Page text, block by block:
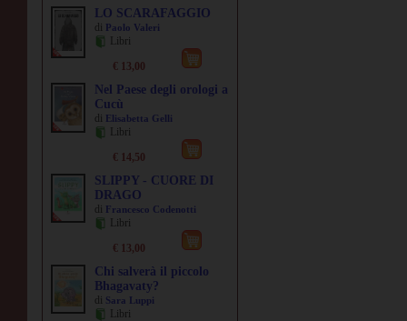
LO SCARAFAGGIO
di Paolo Valeri
Libri
€ 13,00
Nel Paese degli orologi a
Cucù
di Elisabetta Gelli
Libri
€ 14,50
SLIPPY - CUORE DI
DRAGO
di Francesco Codenotti
Libri
€ 13,00
Chi salverà il piccolo
Bhagavaty?
di Sara Luppi
Libri